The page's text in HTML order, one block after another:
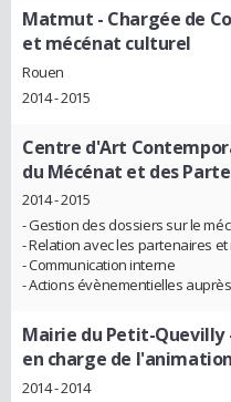
Matmut - Chargée de
et mécénat culturel
Rouen
2014 - 2015
Centre d'Art
du Mécénat et des
2014 - 2015
- Gestion des dossiers sur le
- Relation avec les partenaires
- Communication interne
- Actions évènementielles
Mairie du Petit-Quevilly
en charge de
2014 - 2014